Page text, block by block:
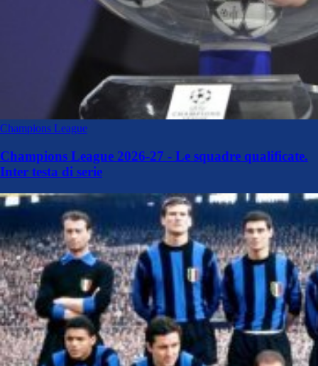
Champions League
Champions League 2026-27 - Le squadre qualificate.
Inter testa di serie